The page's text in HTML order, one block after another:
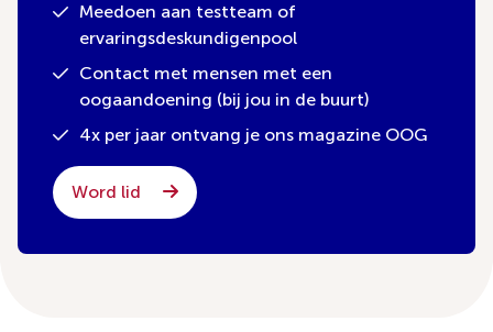
Meedoen aan testteam of
ervaringsdeskundigenpool
Contact met mensen met een
oogaandoening (bij jou in de buurt)
4x per jaar ontvang je ons magazine OOG
Word lid